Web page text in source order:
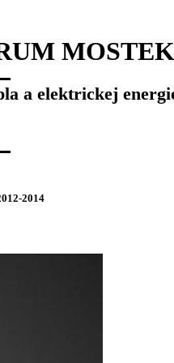
MOSTEK
a elektrickej
2014